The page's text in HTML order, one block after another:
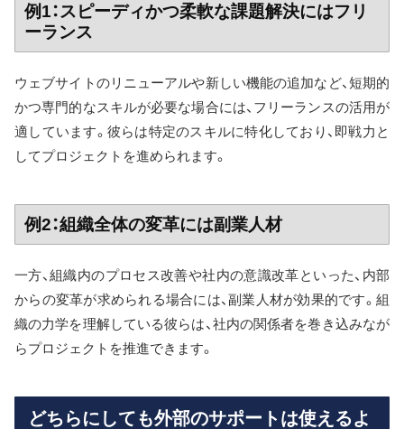
例1：スピーディかつ柔軟な課題解決にはフリ
ーランス
ウェブサイトのリニューアルや新しい機能の追加など、短期的
かつ専門的なスキルが必要な場合には、フリーランスの活用が
適しています。彼らは特定のスキルに特化しており、即戦力と
してプロジェクトを進められます。
例2：組織全体の変革には副業人材
一方、組織内のプロセス改善や社内の意識改革といった、内部
からの変革が求められる場合には、副業人材が効果的です。組
織の力学を理解している彼らは、社内の関係者を巻き込みなが
らプロジェクトを推進できます。
どちらにしても外部のサポートは使えるよ